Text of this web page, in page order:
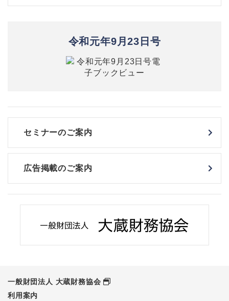
令和元年9月23日号
セミナーのご案内
広告掲載のご案内
一般財団法人 大蔵財務協会
利用案内